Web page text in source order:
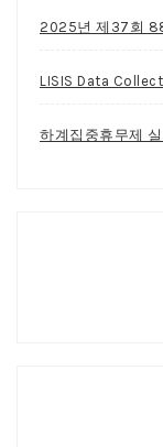
2025년 제37회
LISIS Data
하계집중휴무제